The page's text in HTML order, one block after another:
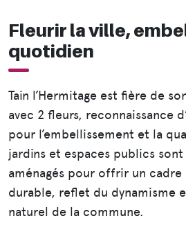
Fleurir la ville,
quotidien
Tain l’Hermitage est fière de
avec 2 fleurs, reconnaissance
pour l’embellissement et la
jardins et espaces publics
aménagés pour offrir un cadre
durable, reflet du dynamisme
naturel de la commune.